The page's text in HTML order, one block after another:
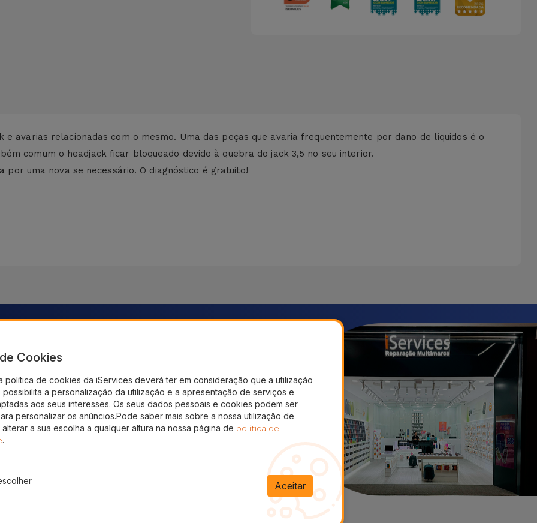
avarias relacionadas com o mesmo. Uma das peças que avaria frequentemente por dano de líquidos é o
comum o headjack ficar bloqueado devido à quebra do jack 3,5 no seu interior.
uma nova se necessário. O diagnóstico é gratuito!
Cookies
política de cookies da iServices deverá ter em consideração que a utilização
a personalização da utilização e a apresentação de serviços e
aos seus interesses. Os seus dados pessoais e cookies podem ser
personalizar os anúncios.Pode saber mais sobre a nossa utilização de
a sua escolha a qualquer altura na nossa página de política de
.
Aceitar